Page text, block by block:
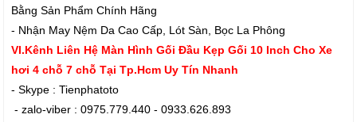
Bằng Sản Phẩm Chính Hãng
- Nhận May Nệm Da Cao Cấp, Lót Sàn, Bọc La Phông
VI.Kênh Liên Hệ Màn Hình Gối Đầu Kẹp Gối 10 Inch Cho Xe
hơi 4 chỗ 7 chỗ Tại Tp.Hcm Uy Tín Nhanh
- Skype : Tienphatoto
- zalo-viber : 0975.779.440 - 0933.626.893